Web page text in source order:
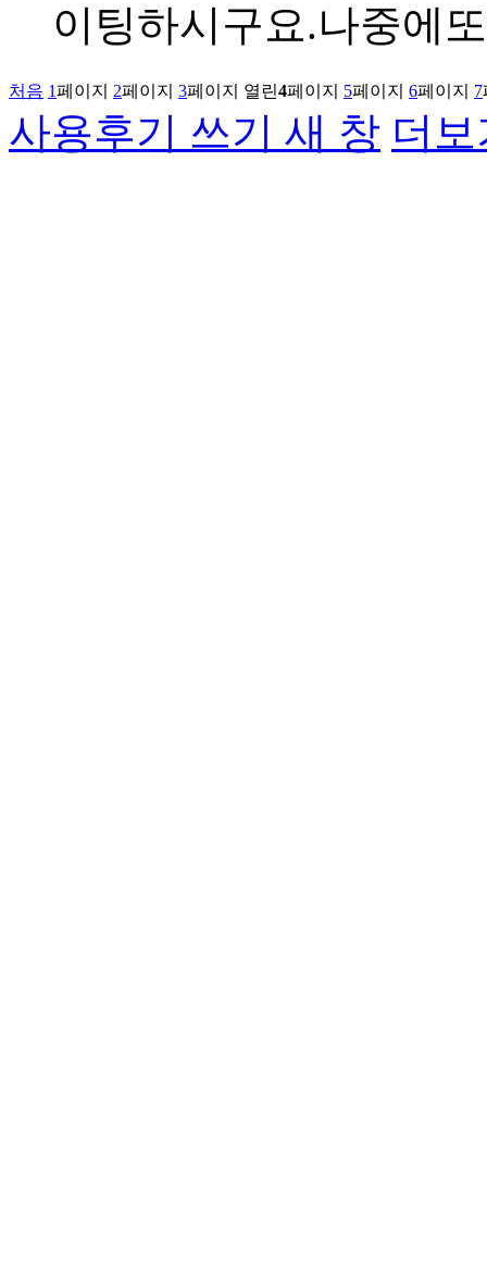
이팅하시구요.나중에
처음 1페이지 2페이지 3페이지 열린4페이지 5페이지 6페이지 7
사용후기 쓰기 새 창 더보